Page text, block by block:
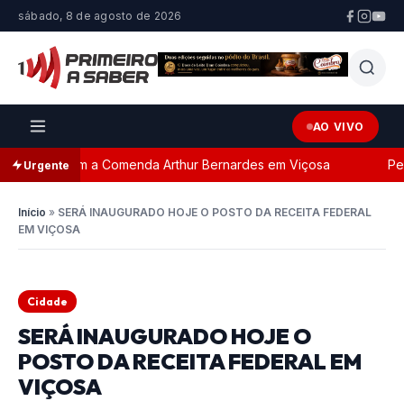
sábado, 8 de agosto de 2026
AO VIVO
Urgente
com a Comenda Arthur Bernardes em Viçosa
Início » SERÁ INAUGURADO HOJE O POSTO DA RECEITA FEDERAL
EM VIÇOSA
Cidade
SERÁ INAUGURADO HOJE O
POSTO DA RECEITA FEDERAL EM
VIÇOSA